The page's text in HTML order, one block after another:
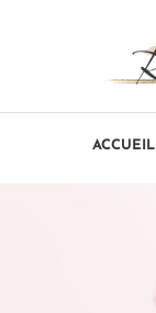
ACCUEIL